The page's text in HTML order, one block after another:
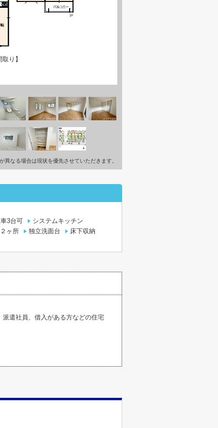
り】
なる場合は現状を優先させていただきます。
3台可
システムキッチン
ヶ所
独立洗面台 床下収納
遣社員、借入がある方などの住宅